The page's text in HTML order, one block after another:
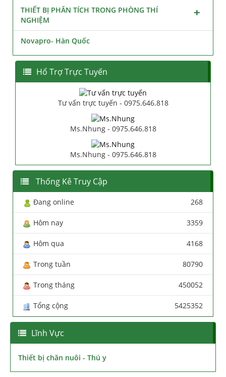
THIẾT BỊ PHÂN TÍCH TRONG PHÒNG THÍ
NGHIỆM
Novapro- Hàn Quốc
Hổ Trợ Trực Tuyến
Tư vấn trực tuyến - 0975.646.818
Ms.Nhung - 0975.646.818
Ms.Nhung - 0975.646.818
Thống Kê Truy Cập
Đang online 268
Hôm nay 3359
Hôm qua 4168
Trong tuần 80790
Trong tháng 450052
Tổng cộng 5425352
Lĩnh Vực
Thiết bị chăn nuôi - Thú y